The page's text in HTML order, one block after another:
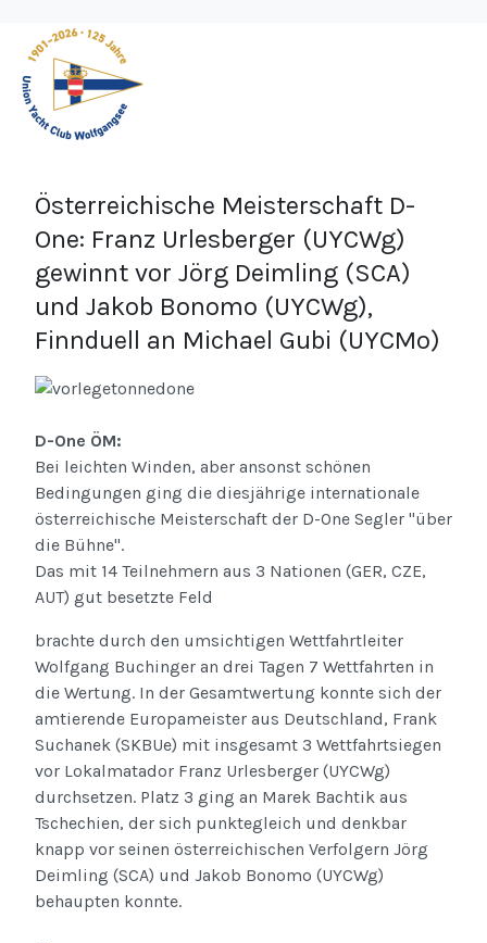
Österreichische Meisterschaft D-
One: Franz Urlesberger (UYCWg)
gewinnt vor Jörg Deimling (SCA)
und Jakob Bonomo (UYCWg),
Finnduell an Michael Gubi (UYCMo)
D-One ÖM:
Bei leichten Winden, aber ansonst schönen
Bedingungen ging die diesjährige internationale
österreichische Meisterschaft der D-One Segler "über
die Bühne".
Das mit 14 Teilnehmern aus 3 Nationen (GER, CZE,
AUT) gut besetzte Feld
brachte durch den umsichtigen Wettfahrtleiter
Wolfgang Buchinger an drei Tagen 7 Wettfahrten in
die Wertung. In der Gesamtwertung konnte sich der
amtierende Europameister aus Deutschland, Frank
Suchanek (SKBUe) mit insgesamt 3 Wettfahrtsiegen
vor Lokalmatador Franz Urlesberger (UYCWg)
durchsetzen. Platz 3 ging an Marek Bachtik aus
Tschechien, der sich punktegleich und denkbar
knapp vor seinen österreichischen Verfolgern Jörg
Deimling (SCA) und Jakob Bonomo (UYCWg)
behaupten konnte.